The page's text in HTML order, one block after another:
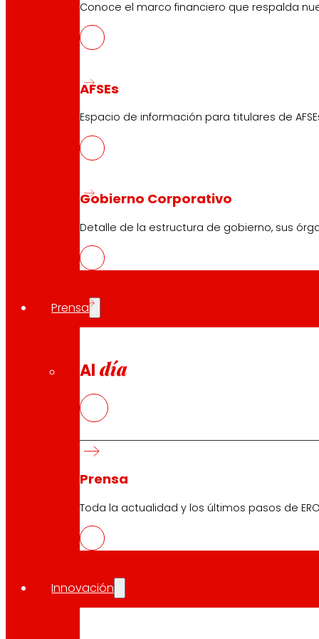
Conoce el marco financiero que respalda
AFSEs
Espacio de información para titulares de
Gobierno Corporativo
Detalle de la estructura de gobierno, sus
Prensa
Al día
Prensa
Toda la actualidad y los últimos pasos de
Innovación